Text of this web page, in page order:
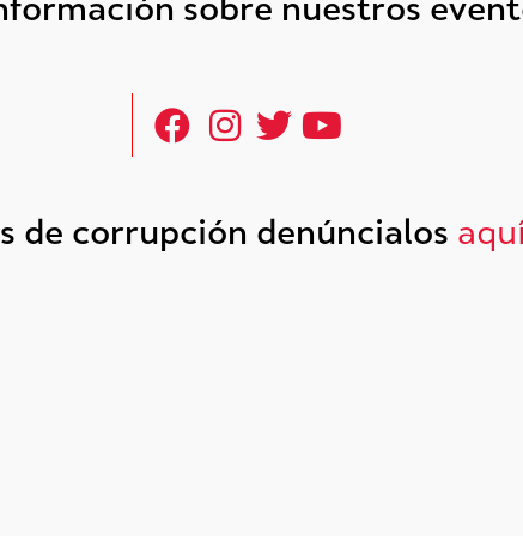
sobre nuestros
de corrupción denúncialos aquí